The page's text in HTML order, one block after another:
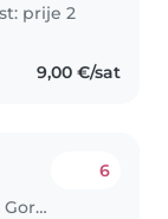
prije 2
9,00 €/sat
Posao dadilje u Velika Gorica
6